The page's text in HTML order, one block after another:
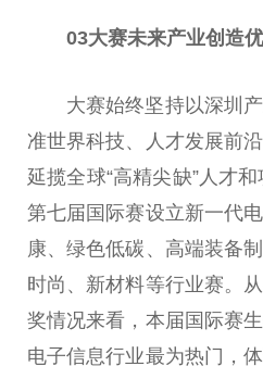
03大赛未来产业创造
大赛始终坚持以深圳
准世界科技、人才发展前
延揽全球“高精尖缺”人才
第七届国际赛设立新一代
康、绿色低碳、高端装备
时尚、新材料等行业赛。
奖情况来看，本届国际赛
电子信息行业最为热门，